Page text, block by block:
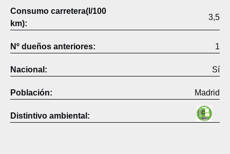
Consumo carretera(l/100
km):
3,5
Nº dueños anteriores: 1
Nacional: Sí
Población: Madrid
Distintivo ambiental: